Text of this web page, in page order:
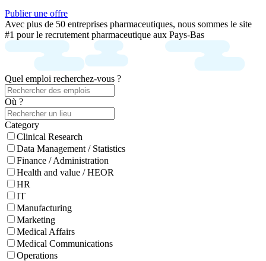
Publier une offre
Avec plus de 50 entreprises pharmaceutiques, nous sommes le site
#1 pour le recrutement pharmaceutique aux Pays-Bas
Quel emploi recherchez-vous ?
Où ?
Category
Clinical Research
Data Management / Statistics
Finance / Administration
Health and value / HEOR
HR
IT
Manufacturing
Marketing
Medical Affairs
Medical Communications
Operations